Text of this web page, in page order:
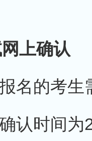
上确认
的考生
时间为